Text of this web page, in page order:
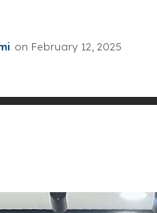
on February 12, 2025